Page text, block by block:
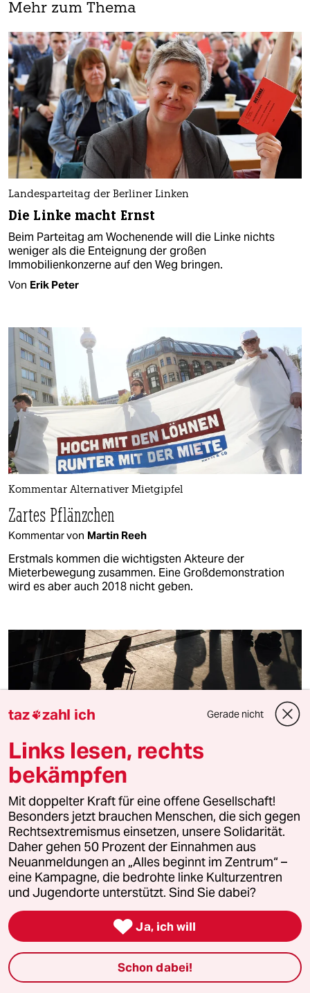
Mehr zum Thema
Landesparteitag der Berliner Linken
Die Linke macht Ernst
Beim Parteitag am Wochenende will die Linke nichts
weniger als die Enteignung der großen
Immobilienkonzerne auf den Weg bringen.
Von Erik Peter
Kommentar Alternativer Mietgipfel
Zartes Pflänzchen
Kommentar von Martin Reeh
Erstmals kommen die wichtigsten Akteure der
Mieterbewegung zusammen. Eine Großdemonstration
wird es aber auch 2018 nicht geben.
Willkommen in der Illegalität
Ab Mittwoch braucht jede Ferienwohnung eine
Registriernummer. Doch kaum ein Anbieter hat sie
beantragt. Jetzt drohen hohe Strafen.
Von Erik Peter
taz zahl ich Gerade nicht
Links lesen, rechts
bekämpfen
Mit doppelter Kraft für eine offene Gesellschaft!
Besonders jetzt brauchen Menschen, die sich gegen
Rechtsextremismus einsetzen, unsere Solidarität.
Daher gehen 50 Prozent der Einnahmen aus
Neuanmeldungen an „Alles beginnt im Zentrum“ –
eine Kampagne, die bedrohte linke Kulturzentren
und Jugendorte unterstützt. Sind Sie dabei?
 Ja, ich will
Schon dabei!